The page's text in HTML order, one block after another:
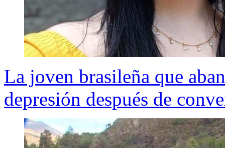
La joven brasileña que
depresión después de